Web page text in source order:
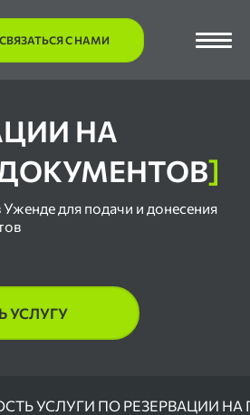
СВЯЗАТЬСЯ С НАМИ
НА
]
Уженде для подачи и донесения
УСЛУГУ
УСЛУГИ ПО РЕЗЕРВАЦИИ